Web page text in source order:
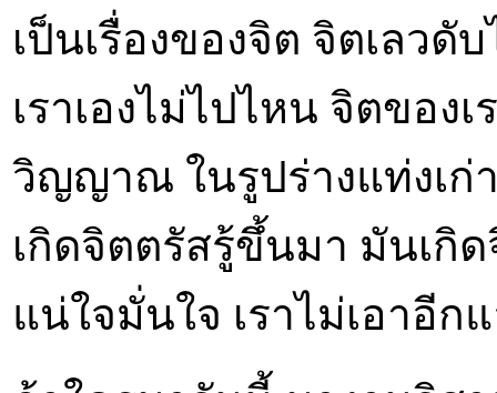
เป็นเรื่องของจิต จิตเลว
เราเองไม่ไปไหน จิตของ
วิญญาณ ในรูปร่างแท่งเก่
เกิดจิตตรัสรู้ขึ้นมา มันเกิ
แน่ใจมั่นใจ เราไม่เอาอีก